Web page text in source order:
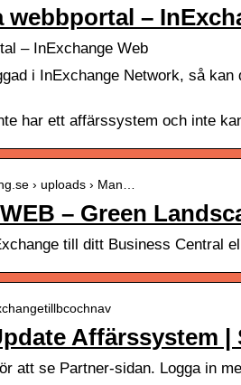
webbportal –
– InExchange Web
i InExchange Network, så
har ett affärssystem och inte
› uploads › Man…
– Green
till ditt Business Central
Affärssystem |
att se Partner-sidan. Logga in